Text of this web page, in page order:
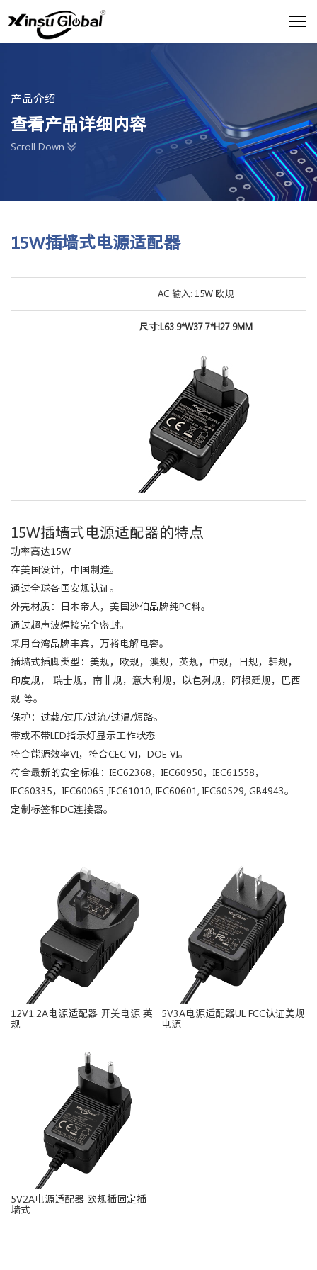
产品介绍
查看产品详细内容
Scroll Down
15W插墙式电源适配器
AC 输入: 15W 欧规
尺寸:L63.9*W37.7*H27.9MM
15W插墙式电源适配器的特点
功率高达15W
在美国设计，中国制造。
通过全球各国安规认证。
外壳材质：日本帝人，美国沙伯品牌纯PC料。
通过超声波焊接完全密封。
采用台湾品牌丰宾，万裕电解电容。
插墙式插脚类型：美规，欧规，澳规，英规，中规，日规，韩规，
印度规， 瑞士规，南非规，意大利规，以色列规，阿根廷规，巴西
规 等。
保护：过载/过压/过流/过温/短路。
带或不带LED指示灯显示工作状态
符合能源效率VI，符合CEC VI，DOE VI。
符合最新的安全标准：IEC62368，IEC60950，IEC61558，
IEC60335，IEC60065 ,IEC61010, IEC60601, IEC60529, GB4943。
定制标签和DC连接器。
12V1.2A电源适配器 开关电源 英
规
5V3A电源适配器UL FCC认证美规
电源
5V2A电源适配器 欧规插固定插
墙式